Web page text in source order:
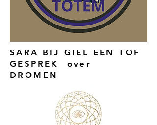
SARA BIJ GIEL EEN TOF
GESPREK over
DROMEN